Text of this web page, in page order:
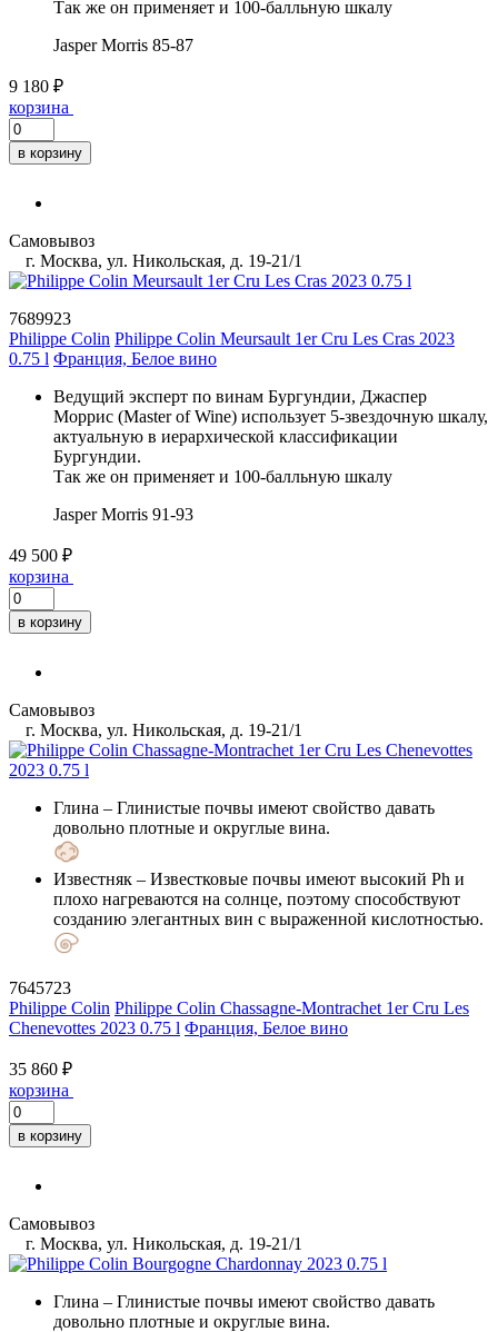
Так же он применяет и 100-балльную шкалу
Jasper Morris 85-87
9 180 ₽
корзина
в корзину
Самовывоз
г. Москва, ул. Никольская, д. 19-21/1
7689923
Philippe Colin Philippe Colin Meursault 1er Cru Les Cras 2023
0.75 l Франция, Белое вино
Ведущий эксперт по винам Бургундии, Джаспер
Моррис (Master of Wine) использует 5-звездочную шкалу,
актуальную в иерархической классификации
Бургундии.
Так же он применяет и 100-балльную шкалу
Jasper Morris 91-93
49 500 ₽
корзина
в корзину
Самовывоз
г. Москва, ул. Никольская, д. 19-21/1
Глина – Глинистые почвы имеют свойство давать
довольно плотные и округлые вина.
Известняк – Известковые почвы имеют высокий Ph и
плохо нагреваются на солнце, поэтому способствуют
созданию элегантных вин с выраженной кислотностью.
7645723
Philippe Colin Philippe Colin Chassagne-Montrachet 1er Cru Les
Chenevottes 2023 0.75 l Франция, Белое вино
35 860 ₽
корзина
в корзину
Самовывоз
г. Москва, ул. Никольская, д. 19-21/1
Глина – Глинистые почвы имеют свойство давать
довольно плотные и округлые вина.